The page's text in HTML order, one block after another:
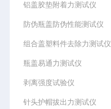
铝盖胶垫附着力测试仪
防伪瓶盖防伪性能测试仪
组合盖塑料件去除力测试仪
瓶盖易通力测试仪
剥离强度试验仪
针头护帽拔出力测试仪